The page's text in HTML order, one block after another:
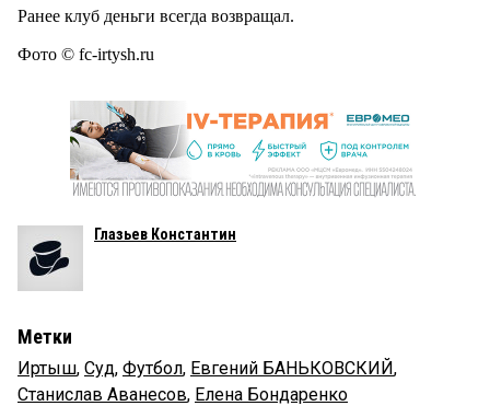
Ранее клуб деньги всегда возвращал.
Фото © fc-irtysh.ru
Глазьев Константин
Метки
Иртыш, Суд, Футбол, Евгений БАНЬКОВСКИЙ,
Станислав Аванесов, Елена Бондаренко